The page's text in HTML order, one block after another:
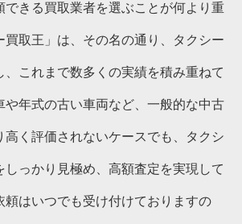
できる買取業者を選ぶことが何より重
買取王」は、その名の通り、タクシー
、これまで数多くの実績を積み重ねて
や年式の古い車両など、一般的な中古
高く評価されないケースでも、タクシ
しっかり見極め、高額査定を実現して
頼はいつでも受け付けておりますの